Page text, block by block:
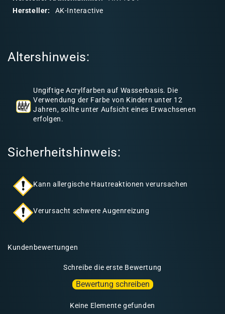
n
Hersteller:
AK-Interactive
Altershinweis:
Ungiftige Acrylfarben auf Wasserbasis. Die
Verwendung der Farbe von Kindern unter 12
Jahren, sollte unter Aufsicht eines Erwachsenen
erfolgen.
Sicherheitshinweis:
Kann allergische Hautreaktionen verursachen
Verursacht schwere Augenreizung
Kundenbewertungen
Schreibe die erste Bewertung
Bewertung schreiben
Keine Elemente gefunden